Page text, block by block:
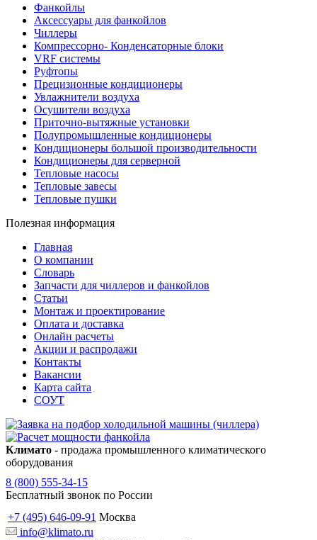
Фанкойлы
Аксессуары для фанкойлов
Чиллеры
Компрессорно- Конденсаторные блоки
VRF системы
Руфтопы
Прецизионные кондиционеры
Увлажнители воздуха
Осушители воздуха
Приточно-вытяжные установки
Полупромышленные кондиционеры
Кондиционеры большой производительности
Кондиционеры для серверной
Тепловые насосы
Тепловые завесы
Тепловые пушки
Полезная информация
Главная
О компании
Словарь
Запчасти для чиллеров и фанкойлов
Статьи
Монтаж и проектирование
Оплата и доставка
Онлайн расчеты
Акции и распродажи
Контакты
Вакансии
Карта сайта
СОУТ
Климато - продажа промышленного климатического
оборудования
8 (800) 555-34-15
Бесплатный звонок по России
+7 (495) 646-09-91 Москва
info@klimato.ru